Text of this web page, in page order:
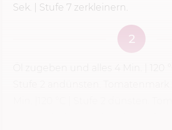
Sek. | Stufe 7 zerkleinern.
2